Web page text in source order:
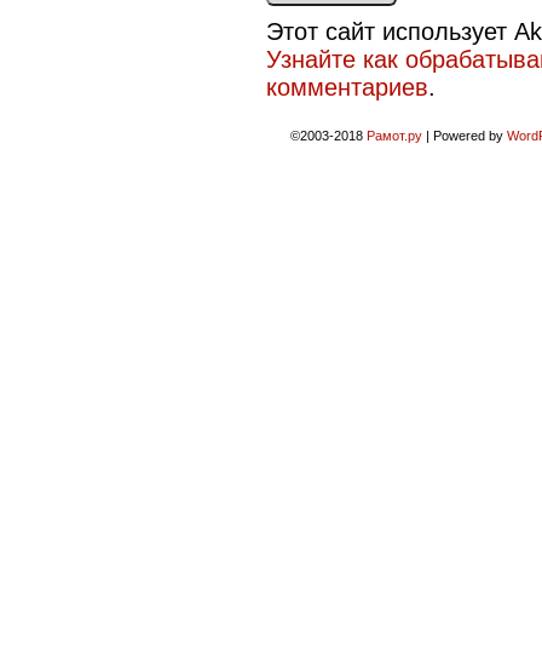
Этот сайт использует
Узнайте как
комментариев.
©2003-2018 Рамот.ру | Powered by